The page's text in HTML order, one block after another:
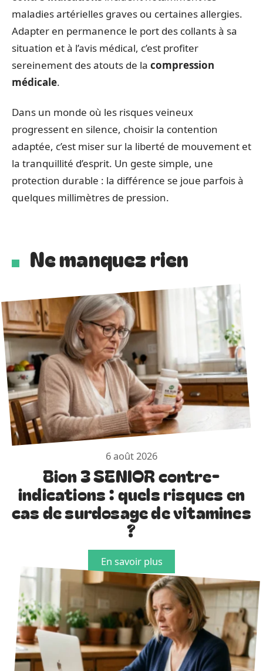
maladies artérielles graves ou certaines allergies.
Adapter en permanence le port des collants à sa
situation et à l’avis médical, c’est profiter
sereinement des atouts de la compression
médicale.
Dans un monde où les risques veineux
progressent en silence, choisir la contention
adaptée, c’est miser sur la liberté de mouvement et
la tranquillité d’esprit. Un geste simple, une
protection durable : la différence se joue parfois à
quelques millimètres de pression.
Ne manquez rien
6 août 2026
Bion 3 SENIOR contre-
indications : quels risques en
cas de surdosage de vitamines
?
En savoir plus